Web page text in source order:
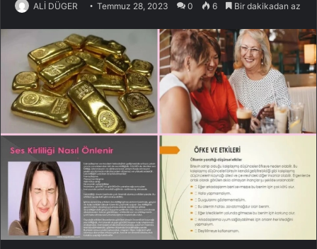
ALİ DÜGER Temmuz 28, 2023 0 6 Bir dakikadan az